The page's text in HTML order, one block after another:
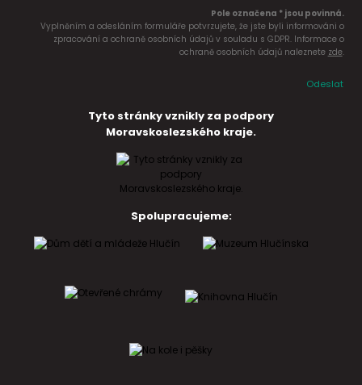
Pole označena * jsou povinná.
Vyplněním a odesláním formuláře potvrzujete, že jste byli informováni o
zpracování a ochraně osobních údajů v souladu s GDPR. Informace o
ochraně osobních údajů naleznete zde.
Odeslat
Tyto stránky vznikly za podpory
Moravskoslezského kraje.
Spolupracujeme: